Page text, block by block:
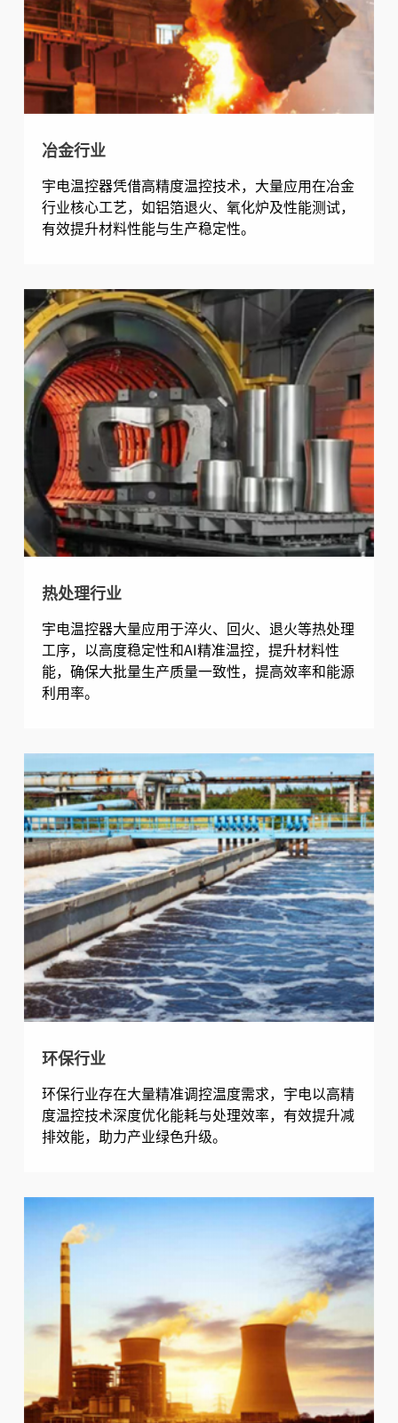
冶金行业
宇电温控器凭借高精度温控技术，大量应用在冶金
行业核心工艺，如铝箔退火、氧化炉及性能测试，
有效提升材料性能与生产稳定性。
热处理行业
宇电温控器大量应用于淬火、回火、退火等热处理
工序，以高度稳定性和AI精准温控，提升材料性
能，确保大批量生产质量一致性，提高效率和能源
利用率。
环保行业
环保行业存在大量精准调控温度需求，宇电以高精
度温控技术深度优化能耗与处理效率，有效提升减
排效能，助力产业绿色升级。